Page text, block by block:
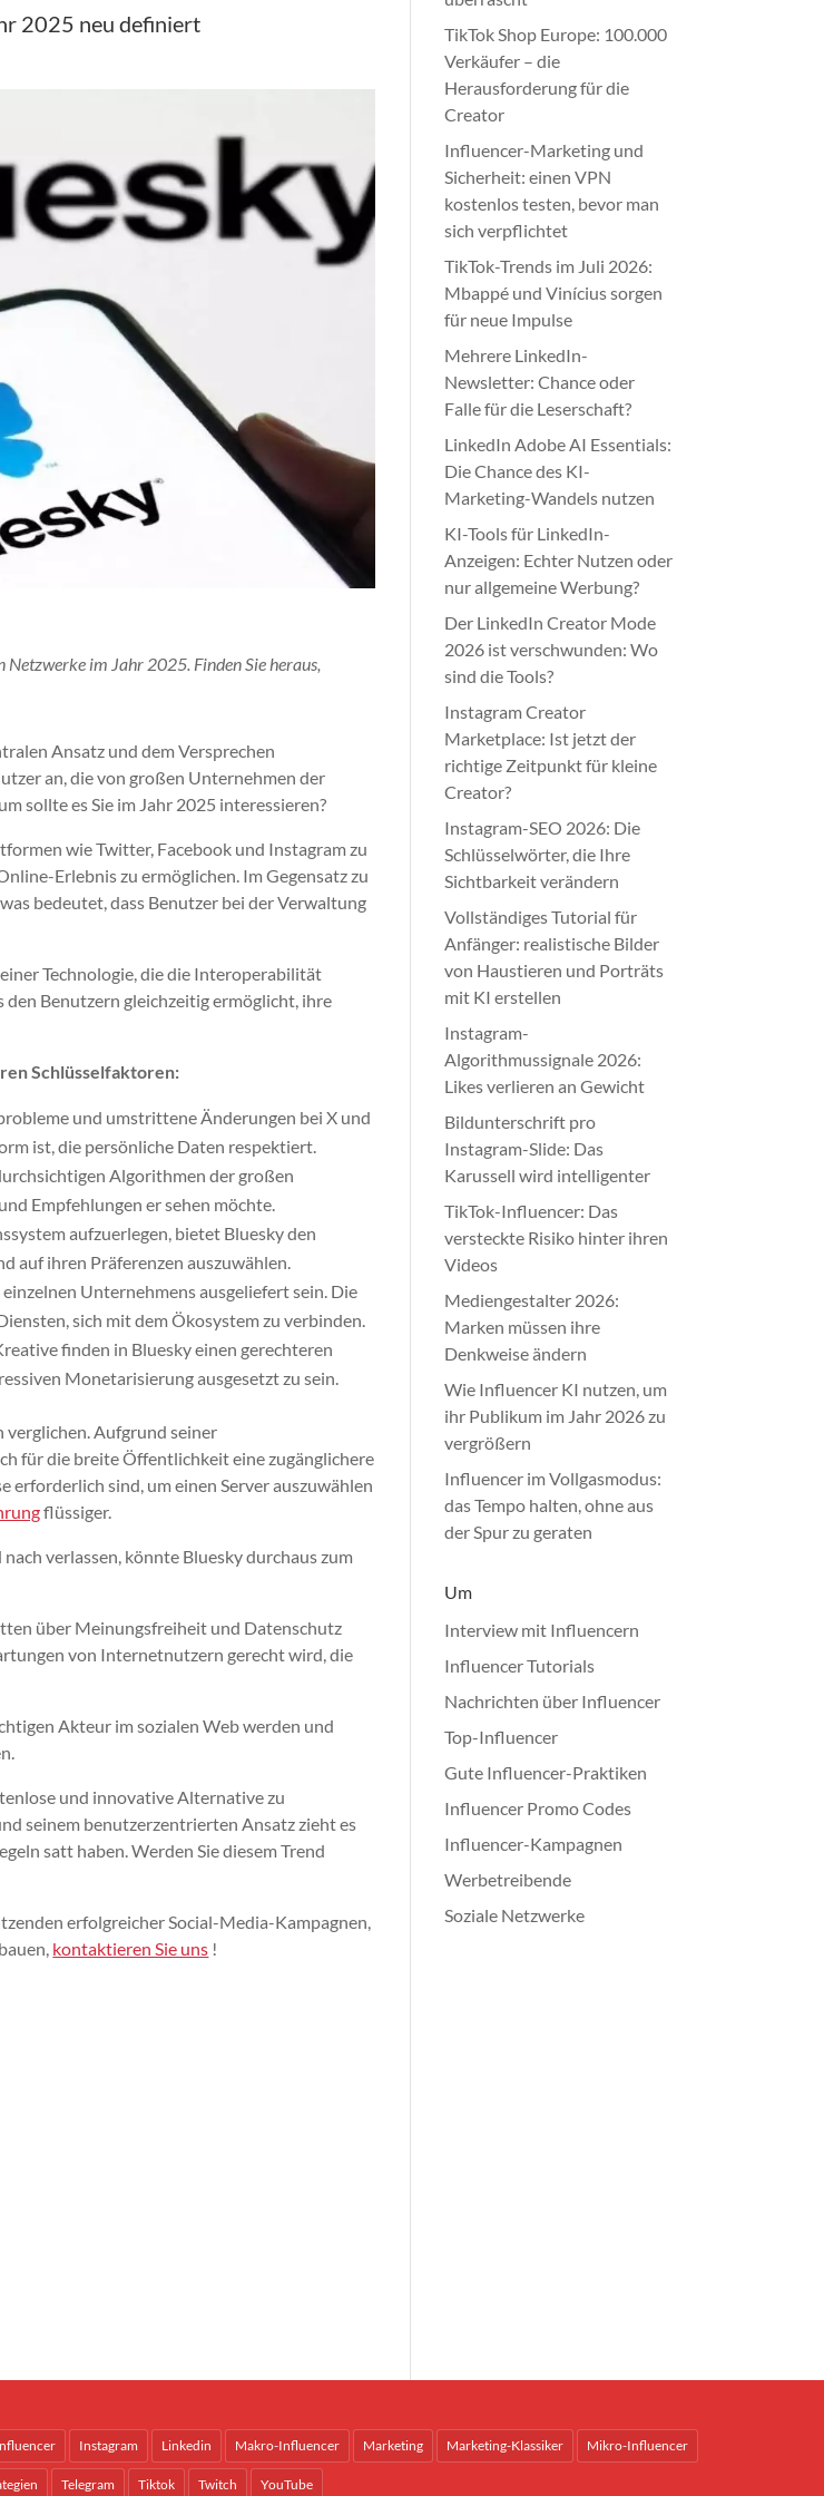
2025 neu definiert
im Jahr 2025. Finden Sie heraus,
Ansatz und dem Versprechen
an, die von großen Unternehmen der
sollte es Sie im Jahr 2025 interessieren?
wie Twitter, Facebook und Instagram zu
Erlebnis zu ermöglichen. Im Gegensatz zu
bedeutet, dass Benutzer bei der Verwaltung
Technologie, die die Interoperabilität
Benutzern gleichzeitig ermöglicht, ihre
Schlüsselfaktoren:
und umstrittene Änderungen bei X und
ist, die persönliche Daten respektiert.
Algorithmen der großen
Empfehlungen er sehen möchte.
aufzuerlegen, bietet Bluesky den
auf ihren Präferenzen auszuwählen.
Unternehmens ausgeliefert sein. Die
sich mit dem Ökosystem zu verbinden.
finden in Bluesky einen gerechteren
Monetarisierung ausgesetzt zu sein.
Aufgrund seiner
für die breite Öffentlichkeit eine zugänglichere
sind, um einen Server auszuwählen
flüssiger.
verlassen, könnte Bluesky durchaus zum
über Meinungsfreiheit und Datenschutz
von Internetnutzern gerecht wird, die
Akteur im sozialen Web werden und
und innovative Alternative zu
seinem benutzerzentrierten Ansatz zieht es
satt haben. Werden Sie diesem Trend
erfolgreicher Social-Media-Kampagnen,
kontaktieren Sie uns !
TikTok Shop Europe: 100.000
Verkäufer – die
Herausforderung für die
Creator
Influencer-Marketing und
Sicherheit: einen VPN
kostenlos testen, bevor man
sich verpflichtet
TikTok-Trends im Juli 2026:
Mbappé und Vinícius sorgen
für neue Impulse
Mehrere LinkedIn-
Newsletter: Chance oder
Falle für die Leserschaft?
LinkedIn Adobe AI Essentials:
Die Chance des KI-
Marketing-Wandels nutzen
KI-Tools für LinkedIn-
Anzeigen: Echter Nutzen oder
nur allgemeine Werbung?
Der LinkedIn Creator Mode
2026 ist verschwunden: Wo
sind die Tools?
Instagram Creator
Marketplace: Ist jetzt der
richtige Zeitpunkt für kleine
Creator?
Instagram-SEO 2026: Die
Schlüsselwörter, die Ihre
Sichtbarkeit verändern
Vollständiges Tutorial für
Anfänger: realistische Bilder
von Haustieren und Porträts
mit KI erstellen
Instagram-
Algorithmussignale 2026:
Likes verlieren an Gewicht
Bildunterschrift pro
Instagram-Slide: Das
Karussell wird intelligenter
TikTok-Influencer: Das
versteckte Risiko hinter ihren
Videos
Mediengestalter 2026:
Marken müssen ihre
Denkweise ändern
Wie Influencer KI nutzen, um
ihr Publikum im Jahr 2026 zu
vergrößern
Influencer im Vollgasmodus:
das Tempo halten, ohne aus
der Spur zu geraten
Um
Interview mit Influencern
Influencer Tutorials
Nachrichten über Influencer
Top-Influencer
Gute Influencer-Praktiken
Influencer Promo Codes
Influencer-Kampagnen
Werbetreibende
Soziale Netzwerke
Instagram Linkedin Makro-Influencer Marketing Marketing-Klassiker Mikro-Influencer
Telegram Tiktok Twitch YouTube